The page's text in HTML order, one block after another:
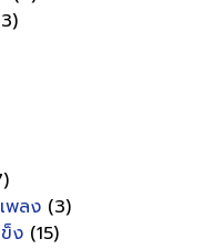
พลง (3)
ง (15)